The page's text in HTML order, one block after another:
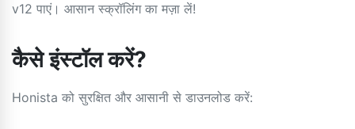
v12 पाएं। आसान स्क्रॉलिंग का मज़ा लें!
कैसे इंस्टॉल करें?
Honista को सुरक्षित और आसानी से डाउनलोड करें: